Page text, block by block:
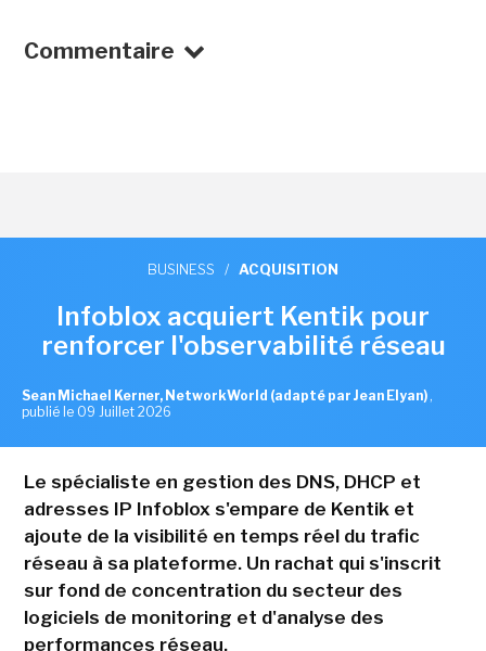
Commentaire
BUSINESS / ACQUISITION
Infoblox acquiert Kentik pour
renforcer l'observabilité réseau
Sean Michael Kerner, NetworkWorld (adapté par Jean Elyan) ,
publié le 09 Juillet 2026
Le spécialiste en gestion des DNS, DHCP et
adresses IP Infoblox s'empare de Kentik et
ajoute de la visibilité en temps réel du trafic
réseau à sa plateforme. Un rachat qui s'inscrit
sur fond de concentration du secteur des
logiciels de monitoring et d'analyse des
performances réseau.